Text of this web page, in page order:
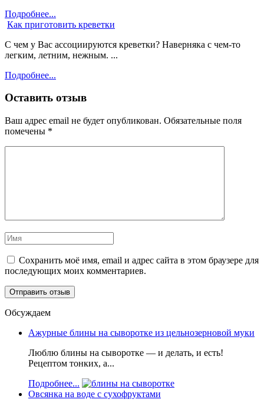
Подробнее...
Как приготовить креветки
С чем у Вас ассоциируются креветки? Наверняка с чем-то
легким, летним, нежным. ...
Подробнее...
Оставить отзыв
Ваш адрес email не будет опубликован. Обязательные поля
помечены *
Сохранить моё имя, email и адрес сайта в этом браузере для
последующих моих комментариев.
Обсуждаем
Ажурные блины на сыворотке из цельнозерновой муки
Люблю блины на сыворотке — и делать, и есть!
Рецептом тонких, а...
Подробнее...
Овсянка на воде с сухофруктами